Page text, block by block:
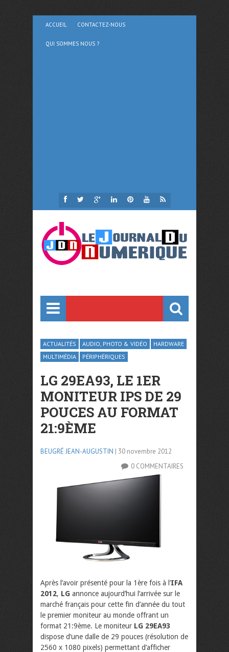
ACCUEIL CONTACTEZ-NOUS
QUI SOMMES NOUS ?
ACTUALITÉS AUDIO, PHOTO & VIDÉO
HARDWARE
MULTIMÉDIA
PÉRIPHÉRIQUES
LG 29EA93, LE 1ER
MONITEUR IPS DE 29
POUCES AU FORMAT
21:9ÈME
BEUGRÉ JEAN-AUGUSTIN | 30 novembre 2012
0 COMMENTAIRES
Après l’avoir présenté pour la 1ère fois à l’IFA
2012, LG annonce aujourd’hui l’arrivée sur le
marché français pour cette fin d’année du tout
le premier moniteur au monde offrant un
format 21:9ème. Le moniteur LG 29EA93
dispose d’une dalle de 29 pouces (résolution de
2560 x 1080 pixels) permettant d’afficher